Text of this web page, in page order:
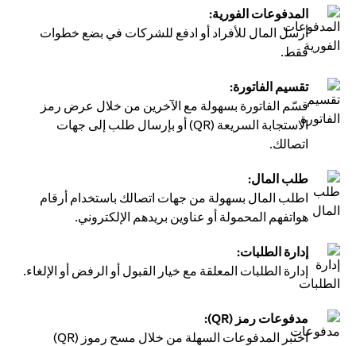
المدفوعات الفورية:
أرسل المال للأفراد أو ادفع للشركات في بضع خطوات
فقط.
تقسيم الفاتورة:
قسّم الفاتورة بسهولة مع الآخرين من خلال عرض رمز
الاستجابة السريعة (QR) أو بإرسال طلب إلى جهات
اتصالك.
طلب المال:
اطلب المال بسهولة من جهات اتصالك باستخدام أرقام
هواتفهم المحمولة أو عناوين بريدهم الإلكتروني.
إدارة الطلبات:
إدارة الطلبات المعلقة مع خيار القبول أو الرفض أو الإلغاء.
مدفوعات رمز (QR):
اختبر المدفوعات السهلة من خلال مسح رموز (QR)